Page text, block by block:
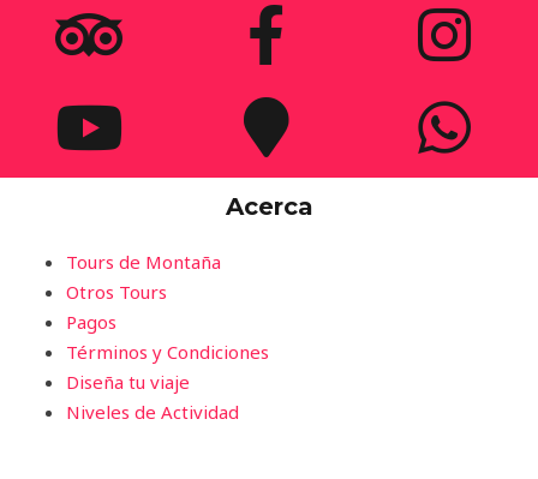
Acerca
Tours de Montaña
Otros Tours
Pagos
Términos y Condiciones
Diseña tu viaje
Niveles de Actividad